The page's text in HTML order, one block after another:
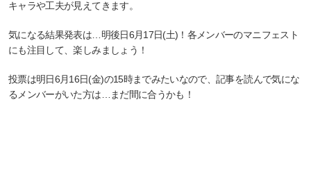
キャラや工夫が見えてきます。
気になる結果発表は…明後日6月17日(土)！各メンバーのマニフェスト
にも注目して、楽しみましょう！
投票は明日6月16日(金)の15時までみたいなので、記事を読んで気にな
るメンバーがいた方は…まだ間に合うかも！